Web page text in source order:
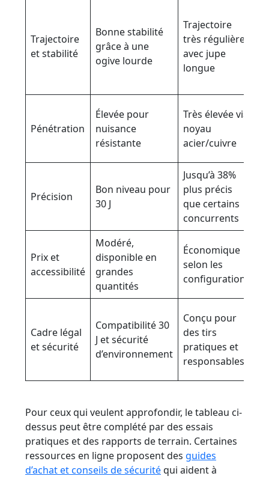
Trajectoire
et stabilité
Bonne stabilité
grâce à une
ogive lourde
Trajectoire
très régulière
avec jupe
longue
Pénétration
Élevée pour
nuisance
résistante
Très élevée via
noyau
acier/cuivre
Précision
Bon niveau pour
30 J
Jusqu’à 38%
plus précis
que certains
concurrents
Prix et
accessibilité
Modéré,
disponible en
grandes
quantités
Économique
selon les
configurations
Cadre légal
et sécurité
Compatibilité 30
J et sécurité
d’environnement
Conçu pour
des tirs
pratiques et
responsables
Pour ceux qui veulent approfondir, le tableau ci-
dessus peut être complété par des essais
pratiques et des rapports de terrain. Certaines
ressources en ligne proposent des guides
d’achat et conseils de sécuritéqui aident à